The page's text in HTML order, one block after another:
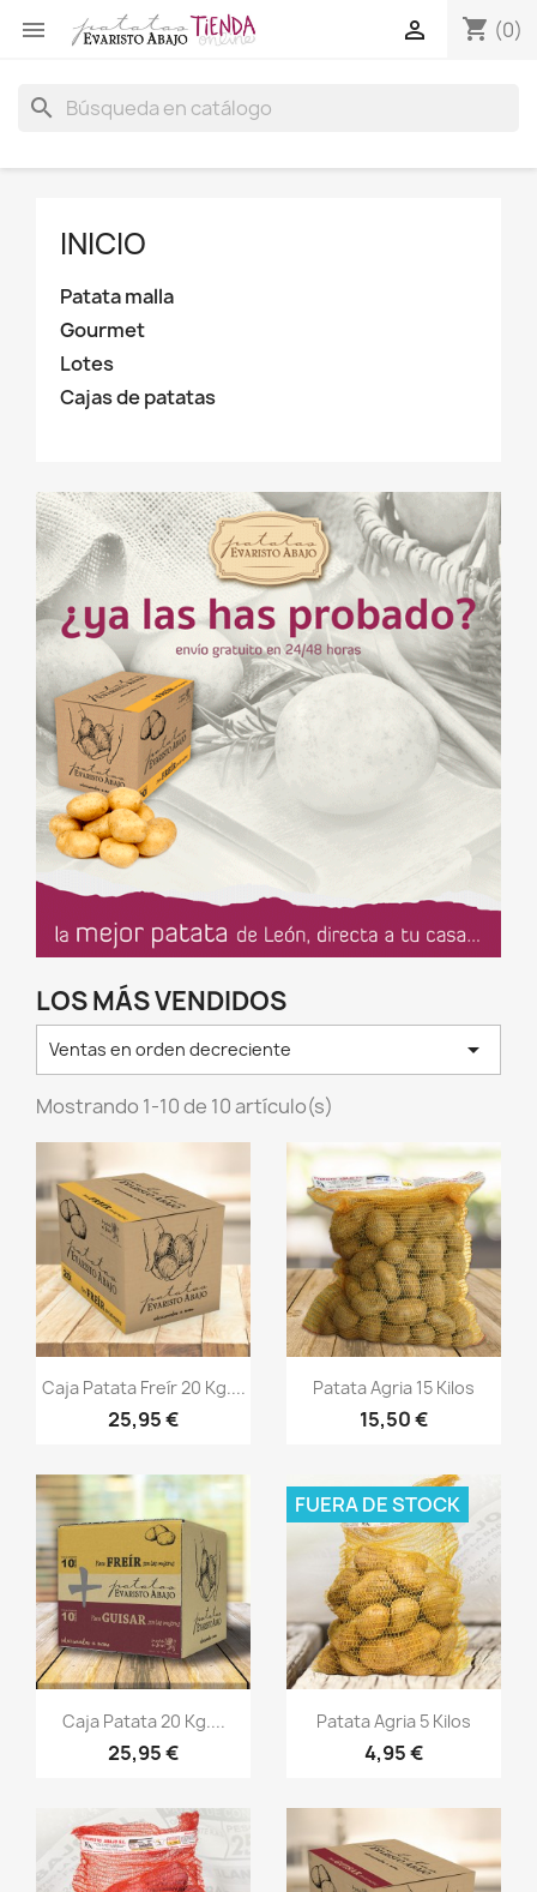
 shopping_cart (0)

search
INICIO
Patata malla
Gourmet
Lotes
Cajas de patatas
LOS MÁS VENDIDOS
Ventas en orden decreciente 
Mostrando 1-10 de 10 artículo(s)
Vista rápida
Caja Patata Freír 20 Kg....
25,95 €
Vista rápida
Patata Agria 15 Kilos
15,50 €
Vista rápida
Caja Patata 20 Kg....
25,95 €
Vista rápida
Patata Agria 5 Kilos
4,95 €
FUERA DE STOCK